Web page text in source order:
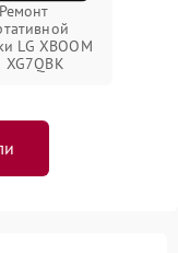
Ремонт
LG XBOOM
XG7QBK